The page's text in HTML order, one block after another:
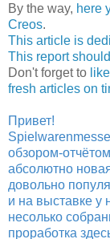
By the way, here
Creos.
This article is
This report
Don't forget to
fresh articles on
Привет!
обзором-
абсолютно
довольно
и на выставке у
несолько
проработка